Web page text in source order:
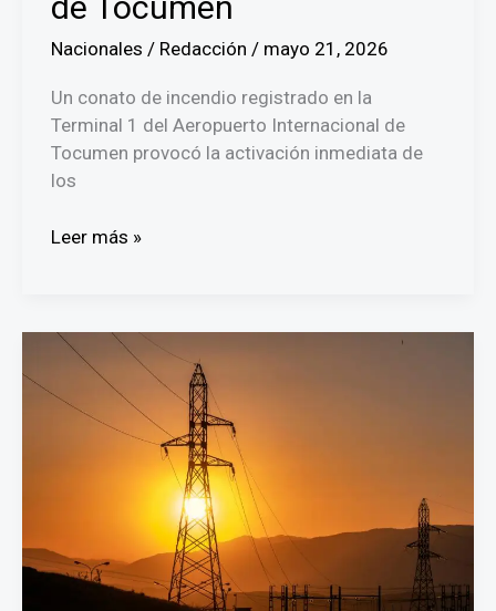
Nacionales / Redacción / mayo 21, 2026
Un conato de incendio registrado en la
Terminal 1 del Aeropuerto Internacional de
Tocumen provocó la activación inmediata de
los
Controlan
Aeropuerto
Internacional
de
Tocumen
Leer más »